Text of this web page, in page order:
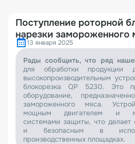
Поступление роторной
нарезки замороженного
13 января 2025
Рады сообщить, что ряд
для обработки продукции
высокопроизводительным
блокорезка QP 5230. Это
оборудование,
замороженного мяса.
мощным двигателем и
системами защиты, что делает
и безопасным в
производственных площадках.